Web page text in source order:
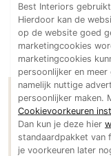
Stucwerk
Spuitwerk
Technologie
Audio/Video
Thuisbioscoop
Domotica
Mirror TV
William de
Best Interiors
Hierdoor kan de
op de website goed
marketingcookies
marketingcookies
persoonlijker en meer
namelijk nuttige
persoonlijker maken.
Cookievoorkeuren
Dan kun je deze hier
standaardpakket van
je voorkeuren later